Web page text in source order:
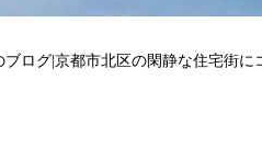
ログ|京都市北区の閑静な住宅街